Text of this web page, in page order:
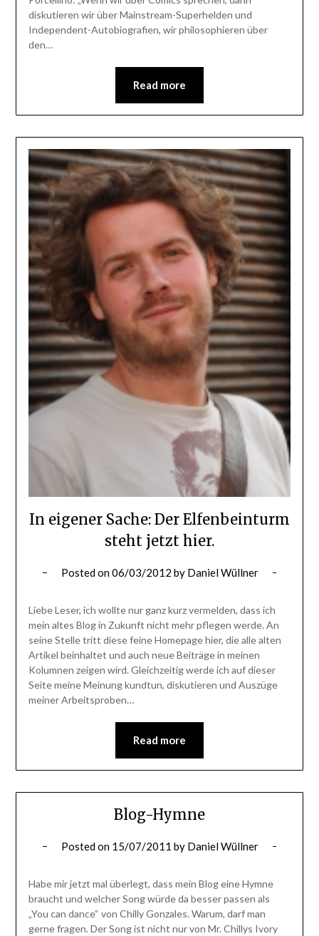
diskutieren wir über Mainstream-Superhelden und
Independent-Autobiografien, wir philosophieren über
den…
Read more
In eigener Sache: Der Elfenbeinturm
steht jetzt hier.
Posted on06/03/2012 by Daniel Wüllner
Liebe Leser, ich wollte nur ganz kurz vermelden, dass ich
mein altes Blog in Zukunft nicht mehr pflegen werde. An
seine Stelle tritt diese feine Homepage hier, die alle alten
Artikel beinhaltet und auch neue Beiträge in meinen
Kolumnen zeigen wird. Gleichzeitig werde ich auf dieser
Seite meine Meinung kundtun, diskutieren und Auszüge
meiner Arbeitsproben…
Read more
Blog-Hymne
Posted on 15/07/2011 by Daniel Wüllner
Habe mir jetzt mal überlegt, dass mein Blog eine Hymne
braucht und welcher Song würde da besser passen als
„You can dance“ von Chilly Gonzales. Warum, darf man
gerne fragen. Der Song ist nicht nur von Mr. Chillys Ivory